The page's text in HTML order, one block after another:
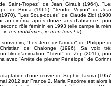
Saint-Tropez" de Jean Girault (1964),
de Broca (1965), "Tendre Voyou" de
"Les Sous-doués" de Claude Zidi
au cinéma après douze ans d’absence,
rôle féminin en 1993 (elle campe la
« Tes problèmes, je m’en fous ! »).
"Les Jeux de l’amour" de Philippe
de Chalonge (1996). Sa voix
film d’animation, "Titeuf" de Zep (2011),
avec "Arrête de pleurer Pénélope" de
d’une œuvre de Sophie Tasma
2012 sur France 2. Maria Pacôme est alors